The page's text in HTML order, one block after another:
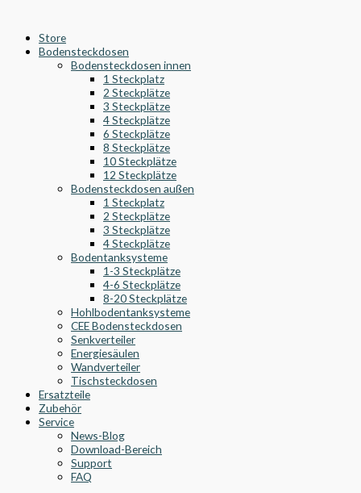
Store
Bodensteckdosen
Bodensteckdosen innen
1 Steckplatz
2 Steckplätze
3 Steckplätze
4 Steckplätze
6 Steckplätze
8 Steckplätze
10 Steckplätze
12 Steckplätze
Bodensteckdosen außen
1 Steckplatz
2 Steckplätze
3 Steckplätze
4 Steckplätze
Bodentanksysteme
1-3 Steckplätze
4-6 Steckplätze
8-20 Steckplätze
Hohlbodentanksysteme
CEE Bodensteckdosen
Senkverteiler
Energiesäulen
Wandverteiler
Tischsteckdosen
Ersatzteile
Zubehör
Service
News-Blog
Download-Bereich
Support
FAQ